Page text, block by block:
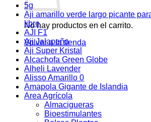
No hay productos en el carrito.
Volver a la tienda
5g
Aji amarillo verde largo picante
libre
AJI F1
Aji Jalapeño
Aji Super Kristal
Alcachofa Green Globe
Alheli Lavender
Alisso Amarillo 0
Amapola Gigante de Islandia
Area Agrícola
Almacigueras
Bioestimulantes